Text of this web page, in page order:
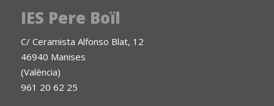
IES Pere Boïl
C/ Ceramista Alfonso Blat, 12
46940 Manises
(València)
961 20 62 25